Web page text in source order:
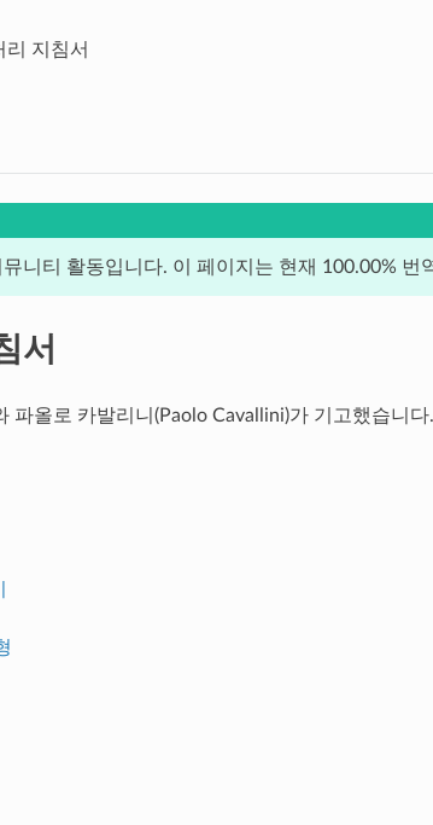
리 지침서
뮤니티 활동입니다. 이 페이지는 현재 100.00% 번
서
파올로 카발리니(Paolo Cavallini)가 기고했습니다.